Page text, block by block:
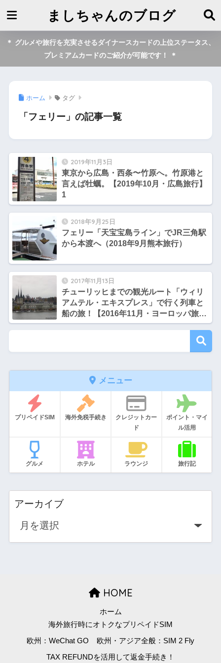
ましちゃんのブログ
＊ グルメや旅行を充実させるダイナースカードの上位ステータス、
プレミアムカードのご紹介が可能です！ ＊
ホーム タグ
「フェリー」の記事一覧
2019年11月3日
東京から広島・西条〜竹原へ。竹原港と
言えば牡蠣。【2019年10月・広島旅行】
1
2018年9月25日
フェリー「天宝宝島ライン」でJR三角駅
から本渡へ（2018年9月熊本旅行）
2017年11月13日
チューリッヒまでの観光ルート「ウィリ
アムテル・エキスプレス」で行く列車と
船の旅！【2016年11月・ヨーロッパ旅
行】7
メニュー
プリペイドSIM 海外免税手続き
クレジットカー
ド
ポイント・マイ
ル活用
グルメ ホテル ラウンジ 旅行記
アーカイブ
HOME
ホーム
海外旅行時にオトクなプリペイドSIM
欧州：WeChat GO 欧州・アジア全般：SIM 2 Fly
TAX REFUNDを活用して返金手続き！